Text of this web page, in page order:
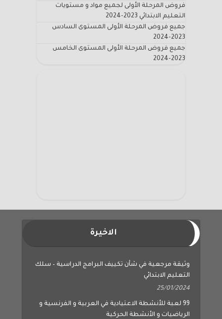
فروض المرحلة الأولى لجميع مواد و مستويات
التعليم الابتدائي 2023-2024
جميع فروض المرحلة الأولى المستوى السادس
2023-2024
جميع فروض المرحلة الأولى المستوى الخامس
2023-2024
الاخيرة
وثيقة مرجعية في شأن تكييف البرامج الدراسية – سلك
التعليم الابتدائي
25/01/2024
99 لعبة للأنشطة الاعتيادية في العربية و الفرنسية و
الرياضيات و الأنشطة الحركية